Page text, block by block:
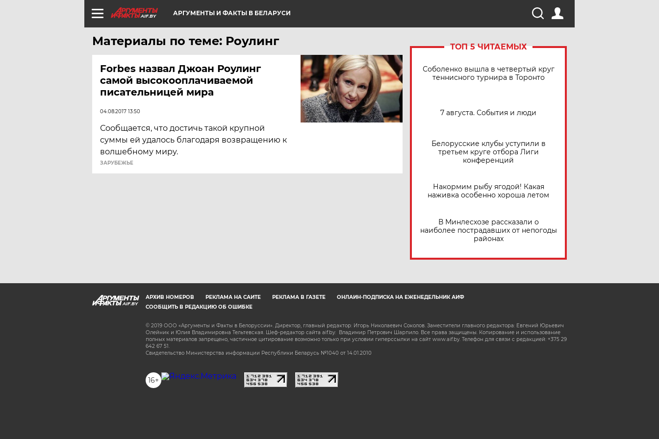
AIF.BY АРГУМЕНТЫ И ФАКТЫ В БЕЛАРУСИ
Материалы по теме: Роулинг
Forbes назвал Джоан Роулинг
самой высокооплачиваемой
писательницей мира
04.08.2017 13:50
Сообщается, что достичь такой крупной
суммы ей удалось благодаря возвращению к
волшебному миру.
ЗАРУБЕЖЬЕ
ТОП 5 ЧИТАЕМЫХ
Соболенко вышла в четвертый круг
теннисного турнира в Торонто
7 августа. События и люди
Белорусские клубы уступили в
третьем круге отбора Лиги
конференций
Накормим рыбу ягодой! Какая
наживка особенно хороша летом
В Минлесхозе рассказали о
наиболее пострадавших от непогоды
районах
AIF.BY
АРХИВ НОМЕРОВ РЕКЛАМА НА САЙТЕ РЕКЛАМА В ГАЗЕТЕ
ОНЛАЙН-ПОДПИСКА НА ЕЖЕНЕДЕЛЬНИК АИФ
СООБЩИТЬ В РЕДАКЦИЮ ОБ ОШИБКЕ
© 2019 ООО «Аргументы и Факты в Белоруссии». Директор, главный редактор: Игорь Николаевич Соколов. Заместители главного редактора: Евгений Юрьевич
Олейник и Юлия Владимировна Тельтевская. Шеф-редактор сайта aif.by: Владимир Петрович Шарпило. Все права защищены. Копирование и использование
полных материалов запрещено, частичное цитирование возможно только при условии гиперссылки на сайт www.aif.by. Телефон для связи с редакцией: +375 29
642 67 51.
Свидетельство Министерства информации Республики Беларусь №1040 от 14.01.2010
16+